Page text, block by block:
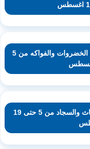
عروض اسواق مزون ومدينة الخضروات والفواكه من 5
عروض ايه اند اتش على الاثاث والسجاد من 5 حتى 19